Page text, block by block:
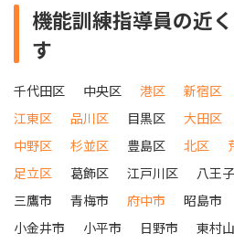
機能訓練指導員の近
す
千代田区 中央区 港区 新宿区
江東区
品川区 目黒区 大田区
中野区
杉並区 豊島区 北区
足立区
葛飾区 江戸川区 八王
三鷹市
青梅市 府中市 昭島市
小金井市
小平市 日野市 東村